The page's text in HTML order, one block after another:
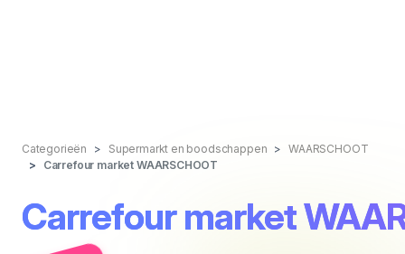
Categorieën Supermarkt en boodschappen
WAARSCHOOT
Carrefour market WAARSCHOOT
Carrefour market